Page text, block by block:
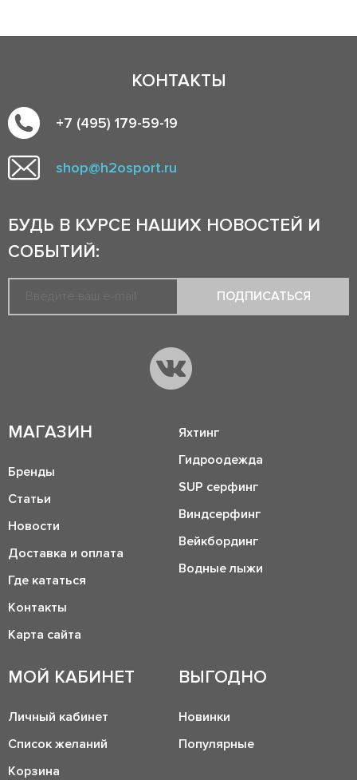
КОНТАКТЫ
+7 (495) 179-59-19
shop@h2osport.ru
БУДЬ В КУРСЕ НАШИХ НОВОСТЕЙ И
СОБЫТИЙ:
ПОДПИСАТЬСЯ
МАГАЗИН
Бренды
Статьи
Новости
Доставка и оплата
Где кататься
Контакты
Карта сайта
Яхтинг
Гидроодежда
SUP серфинг
Виндсерфинг
Вейкбординг
Водные лыжи
МОЙ КАБИНЕТ
Личный кабинет
Список желаний
Корзина
ВЫГОДНО
Новинки
Популярные